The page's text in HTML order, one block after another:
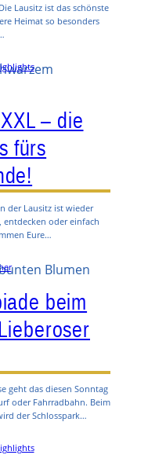
Lausitz ist das schönste
Heimat so besonders
– die
fürs
der Lausitz ist wieder
entdecken oder einfach
Eure…
beim
geht das diesen Sonntag
oder Fahrradbahn. Beim
der Schlosspark…